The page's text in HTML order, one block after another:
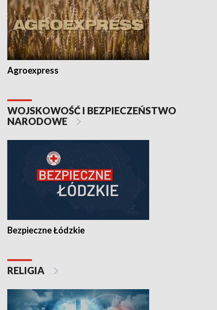
Agroexpress
WOJSKOWOŚĆ I BEZPIECZEŃSTWO
NARODOWE
Bezpieczne Łódzkie
RELIGIA